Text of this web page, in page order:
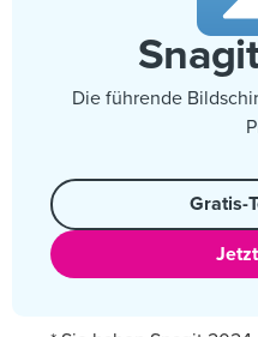
Die führende
Gratis-